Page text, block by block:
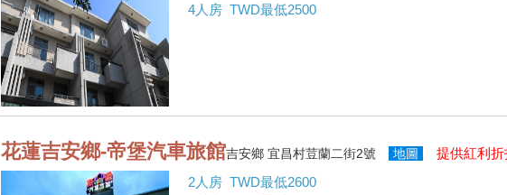
4人房 TWD最低2500
花蓮吉安鄉-帝堡汽車旅館吉安鄉 宜昌村荳蘭二街2號 地圖
提供紅利折
2人房 TWD最低2600